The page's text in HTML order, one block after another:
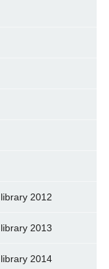
2012
2013
2014